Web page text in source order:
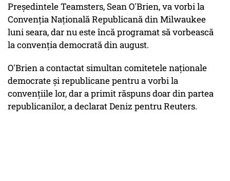
Președintele Teamsters, Sean O'Brien, va vorbi la
Convenția Națională Republicană din Milwaukee
luni seara, dar nu este încă programat să vorbească
la convenția democrată din august.
O'Brien a contactat simultan comitetele naționale
democrate și republicane pentru a vorbi la
convențiile lor, dar a primit răspuns doar din partea
republicanilor, a declarat Deniz pentru Reuters.